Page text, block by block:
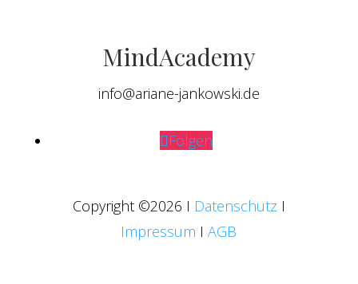
MindAcademy
info@ariane-jankowski.de
Folgen
Copyright ©2026 I Datenschutz I
Impressum IAGB